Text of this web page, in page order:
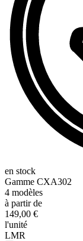
en stock
Gamme CXA302
4 modèles
à partir de
149,00 €
l'unité
LMR